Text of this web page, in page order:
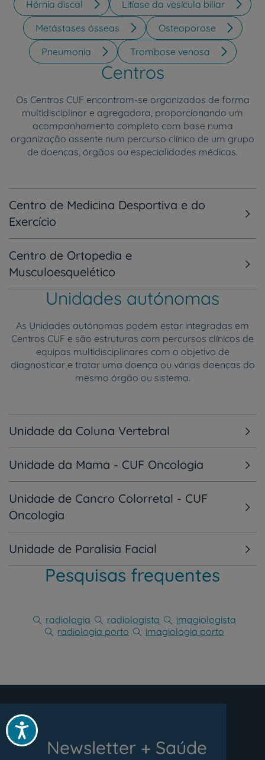
Acessibilidade
Hérnia discal
Litíase da vesícula biliar
Metástases ósseas
Osteoporose
Pneumonia
Trombose venosa
Centros
Os Centros CUF encontram-se organizados de forma
multidisciplinar e agregadora, proporcionando um
acompanhamento completo com base numa
organização assente num percurso clínico de um grupo
de doenças, órgãos ou especialidades médicas.
Centro de Medicina Desportiva e do
Exercício
Centro de Ortopedia e
Musculoesquelético
Unidades autónomas
As Unidades autónomas podem estar integradas em
Centros CUF e são estruturas com percursos clínicos de
equipas multidisciplinares com o objetivo de
diagnosticar e tratar uma doença ou várias doenças do
mesmo órgão ou sistema.
Unidade da Coluna Vertebral
Unidade da Mama - CUF Oncologia
Unidade de Cancro Colorretal - CUF
Oncologia
Unidade de Paralisia Facial
Pesquisas frequentes
radiologia radiologista
imagiologista
radiologia porto
imagiologia porto
Newsletter + Saúde